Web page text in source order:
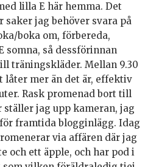
lilla E här hemma. Det
saker jag behöver svara på
boka om, förbereda,
somna, så dessförinnan
träningskläder. Mellan 9.30
låter mer än det är, effektiv
Rask promenad bort till
ställer jag upp kameran, jag
framtida blogginlägg. Idag
via affären där jag
och ett äpple, och har pod i